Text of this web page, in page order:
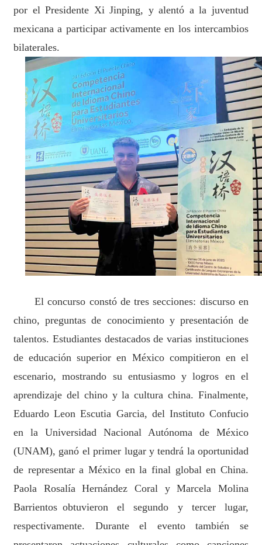
por elPresidente Xi Jinping, y alentó a la juventud
mexicana a participar activamente en los intercambios
bilaterales.
El concurso constó de tres secciones: discurso en
chino, preguntas de conocimiento y presentación de
talentos. Estudiantes destacados de varias instituciones
de educación superior en México compitieron en el
escenario, mostrando su entusiasmo y logros en el
aprendizaje del chino y la cultura china. Finalmente,
Eduardo Leon Escutia Garcia, del Instituto Confucio
en la Universidad Nacional Autónoma de México
(UNAM), ganó el primer lugar y tendrá la oportunidad
de representar a México en la final globalen China.
Paola Rosalía Hernández Coral y Marcela Molina
Barrientos obtuvieron el segundo y tercer lugar,
respectivamente. Durante el evento también se